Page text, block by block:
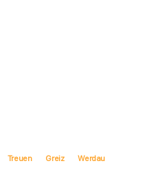
Treuen Greiz Werdau